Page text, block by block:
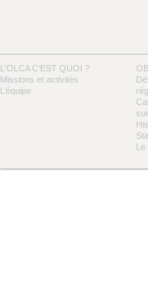
L'OLCA C'EST QUOI ?
Missions et activités
L’équipe
Le